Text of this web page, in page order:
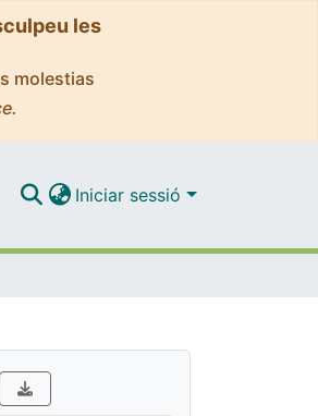
les
molestias
Iniciar sessió